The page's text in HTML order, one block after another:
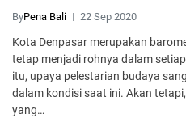
ByPena Bali 22 Sep 2020
Kota Denpasar merupakan
tetap menjadi rohnya dalam
itu, upaya pelestarian budaya
dalam kondisi saat ini. Akan
yang…